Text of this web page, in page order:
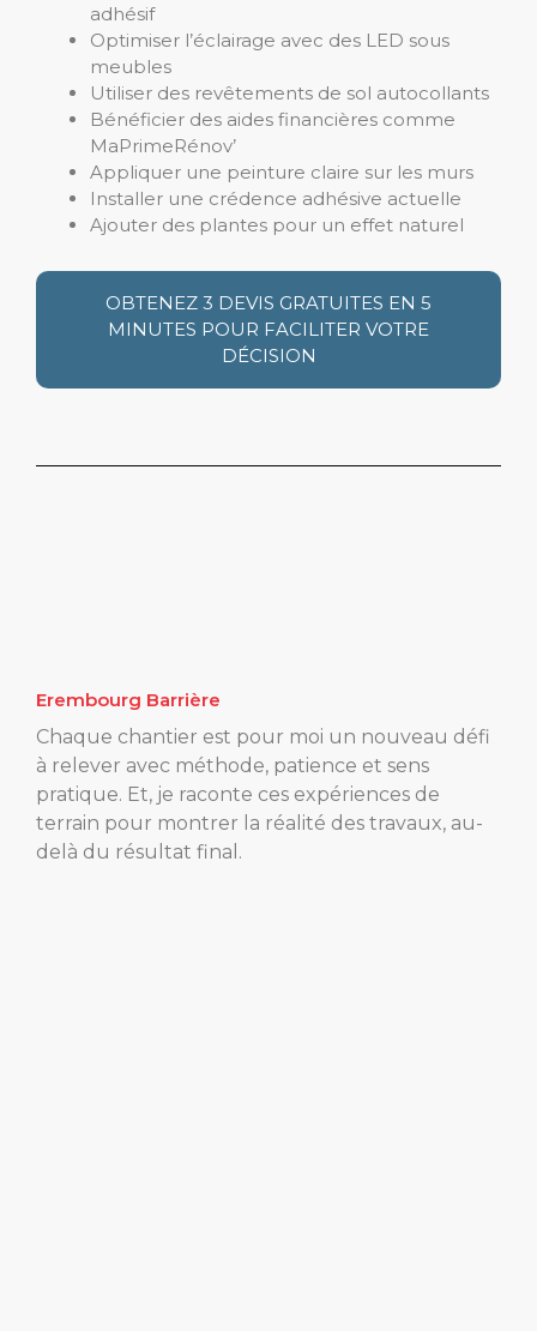
adhésif
Optimiser l’éclairage avec des LED sous
meubles
Utiliser des revêtements de sol autocollants
Bénéficier des aides financières comme
MaPrimeRénov’
Appliquer une peinture claire sur les murs
Installer une crédence adhésive actuelle
Ajouter des plantes pour un effet naturel
OBTENEZ 3 DEVIS GRATUITES EN 5
MINUTES POUR FACILITER VOTRE
DÉCISION
Erembourg Barrière
Chaque chantier est pour moi un nouveau défi
à relever avec méthode, patience et sens
pratique. Et, je raconte ces expériences de
terrain pour montrer la réalité des travaux, au-
delà du résultat final.